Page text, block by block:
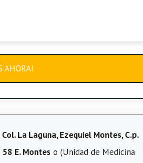
AHORA!
La Laguna, Ezequiel Montes, C.p.
58 E. Montes o (Unidad de Medicina